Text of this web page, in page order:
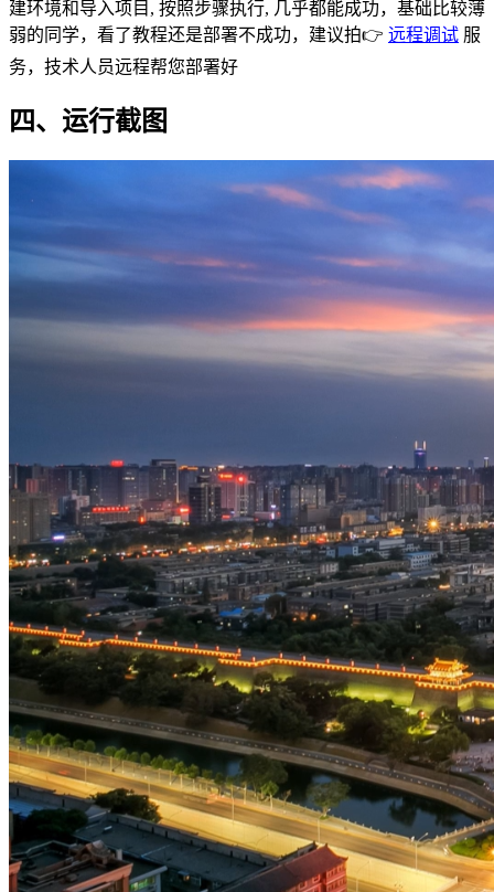
建环境和导入项目, 按照步骤执行, 几乎都能成功，基础比较薄
弱的同学，看了教程还是部署不成功，建议拍👉 远程调试 服
务，技术人员远程帮您部署好
四、运行截图